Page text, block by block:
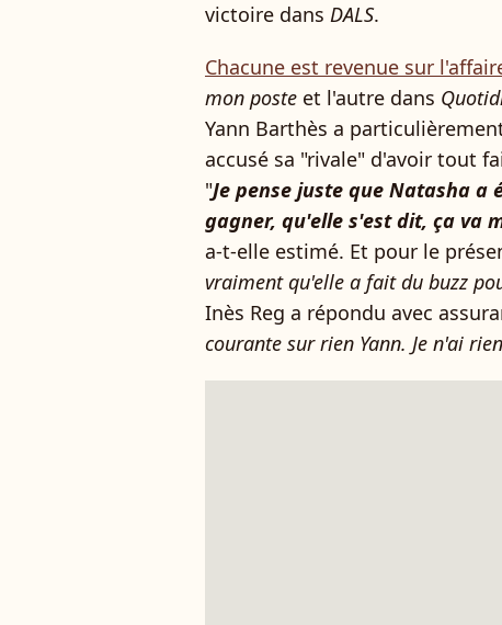
victoire dans DALS.
Chacune est revenue sur
mon poste et l'autre dans
Yann Barthès a
accusé sa "rivale" d'avoir tout
"Je pense juste que Natasha
gagner, qu'elle s'est dit, ça va
a-t-elle estimé. Et pour le
vraiment qu'elle a fait du buzz
Inès Reg a répondu avec
courante sur rien Yann. Je n'ai